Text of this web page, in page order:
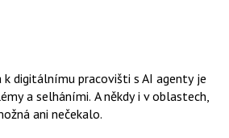
k digitálnímu pracovišti s AI agenty je
a selháními. A někdy i v oblastech,
ani nečekalo.